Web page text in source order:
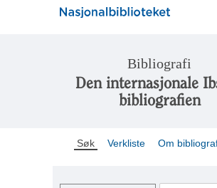
Bibliografi
Den internasjonale
bibliografien
Søk Verkliste Om